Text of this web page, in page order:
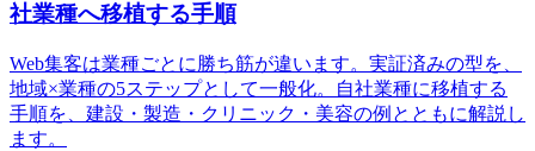
社業種へ移植する手順
Web集客は業種ごとに勝ち筋が違います。実証済みの型を、
地域×業種の5ステップとして一般化。自社業種に移植する
手順を、建設・製造・クリニック・美容の例とともに解説し
ます。